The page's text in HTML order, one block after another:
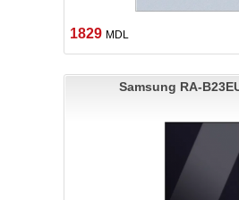
1829 MDL
Samsung RA-